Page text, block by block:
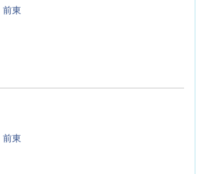
前東
前東